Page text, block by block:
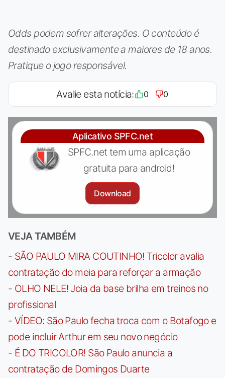
Odds podem sofrer alterações. O conteúdo é
destinado exclusivamente a maiores de 18 anos.
Pratique o jogo responsável.
Avalie esta notícia: 0 0
Aplicativo SPFC.net
SPFC.net tem uma aplicação
gratuita para android!
Download
VEJA TAMBÉM
- SÃO PAULO MIRA COUTINHO! Tricolor avalia
contratação do meia para reforçar a armação
- OLHO NELE! Joia da base brilha em treinos no
profissional
- VÍDEO: São Paulo fecha troca com o Botafogo e
pode incluir Arthur em seu novo negócio
- É DO TRICOLOR! São Paulo anuncia a
contratação de Domingos Duarte